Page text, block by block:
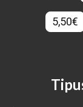
5,50€